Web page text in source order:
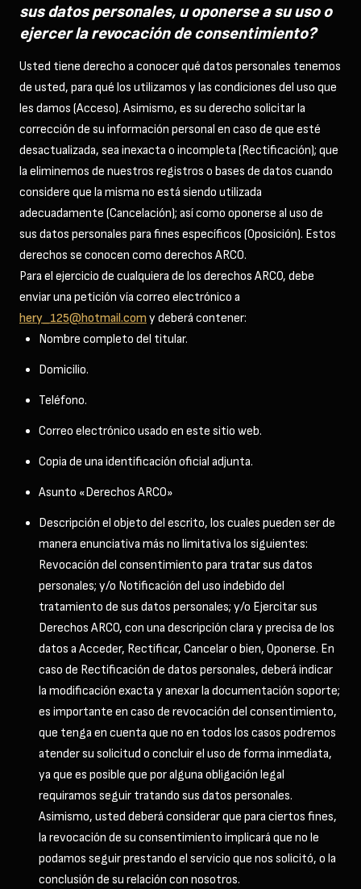
sus datos personales, u oponerse a su uso o
ejercer la revocación de consentimiento?
Usted tiene derecho a conocer qué datos personales tenemos
de usted, para qué los utilizamos y las condiciones del uso que
les damos (Acceso). Asimismo, es su derecho solicitar la
corrección de su información personal en caso de que esté
desactualizada, sea inexacta o incompleta (Rectificación); que
la eliminemos de nuestros registros o bases de datos cuando
considere que la misma no está siendo utilizada
adecuadamente (Cancelación); así como oponerse al uso de
sus datos personales para fines específicos (Oposición). Estos
derechos se conocen como derechos ARCO.
Para el ejercicio de cualquiera de los derechos ARCO, debe
enviar una petición vía correo electrónico a
hery_125@hotmail.comy deberá contener:
Nombre completo del titular.
Domicilio.
Teléfono.
Correo electrónico usado en este sitio web.
Copia de una identificación oficial adjunta.
Asunto «Derechos ARCO»
Descripción el objeto del escrito, los cuales pueden ser de
manera enunciativa más no limitativa los siguientes:
Revocación del consentimiento para tratar sus datos
personales; y/o Notificación del uso indebido del
tratamiento de sus datos personales; y/o Ejercitar sus
Derechos ARCO, con una descripción clara y precisa de los
datos a Acceder, Rectificar, Cancelar o bien, Oponerse. En
caso de Rectificación de datos personales, deberá indicar
la modificación exacta y anexar la documentación soporte;
es importante en caso de revocación del consentimiento,
que tenga en cuenta que no en todos los casos podremos
atender su solicitud o concluir el uso de forma inmediata,
ya que es posible que por alguna obligación legal
requiramos seguir tratando sus datos personales.
Asimismo, usted deberá considerar que para ciertos fines,
la revocación de su consentimiento implicará que no le
podamos seguir prestando el servicio que nos solicitó, o la
conclusión de su relación con nosotros.